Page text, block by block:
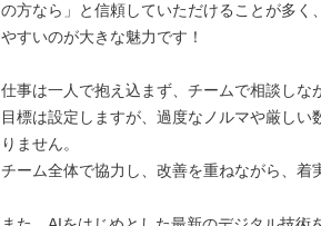
の方なら」と信頼していただけることが多く
やすいのが大きな魅力です！
仕事は一人で抱え込まず、チームで相談しな
目標は設定しますが、過度なノルマや厳しい
りません。
チーム全体で協力し、改善を重ねながら、着